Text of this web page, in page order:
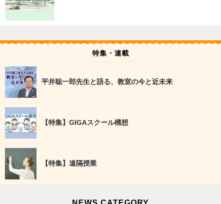
特集・連載
平井聡一郎先生と語る、教室の今と近未来
【特集】GIGAスクール構想
【特集】遠隔授業